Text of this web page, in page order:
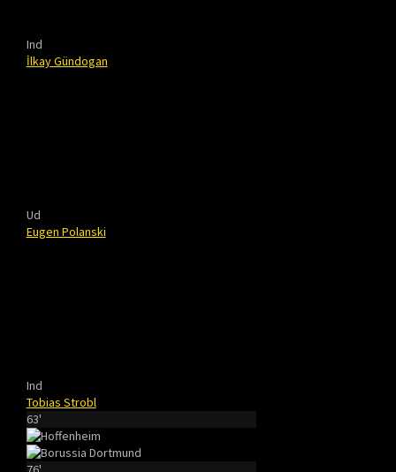
Ind
İlkay Gündogan
Ud
Eugen Polanski
Ind
Tobias Strobl
63'